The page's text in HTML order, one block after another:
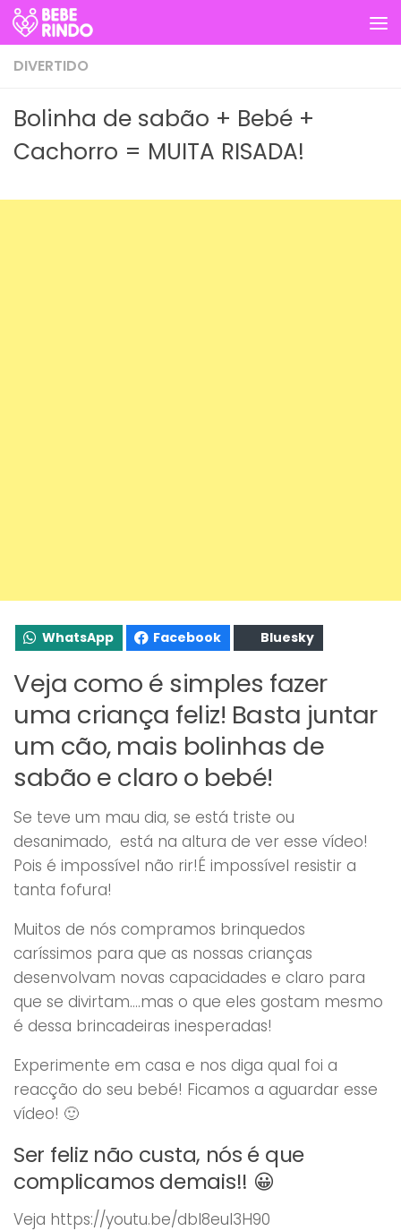
Skip to content
DIVERTIDO
Bolinha de sabão + Bebé +
Cachorro = MUITA RISADA!
WhatsApp Facebook Bluesky
Veja como é simples fazer
uma criança feliz! Basta juntar
um cão, mais bolinhas de
sabão e claro o bebé!
Se teve um mau dia, se está triste ou
desanimado, está na altura de ver esse vídeo!
Pois é impossível não rir!É impossível resistir a
tanta fofura!
Muitos de nós compramos brinquedos
caríssimos para que as nossas crianças
desenvolvam novas capacidades e claro para
que se divirtam….mas o que eles gostam mesmo
é dessa brincadeiras inesperadas!
Experimente em casa e nos diga qual foi a
reacção do seu bebé! Ficamos a aguardar esse
vídeo! 🙂
Ser feliz não custa, nós é que
complicamos demais!! 😀
Veja https://youtu.be/dbI8eul3H90